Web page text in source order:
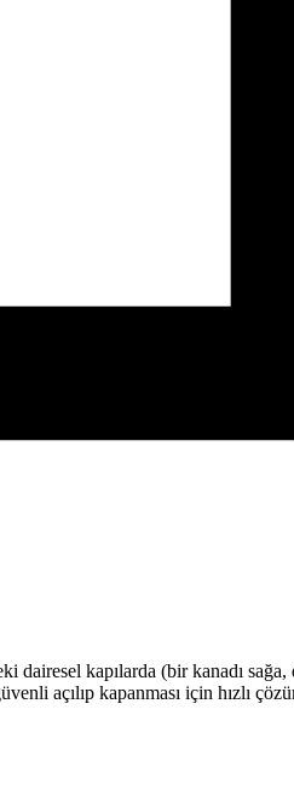
dairesel kapılarda (bir kanadı
açılıp kapanması için hızlı